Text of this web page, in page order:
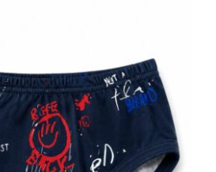
gaćice teget rock